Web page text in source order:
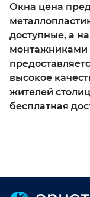
Окна цена
доступные, а
монтажниками
высокое
жителей
бесплатная